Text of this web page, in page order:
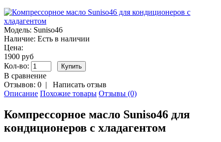
Модель: Suniso46
Наличие: Есть в наличии
Цена:
1900 руб
Кол-во:
В сравнение
Отзывов: 0 | Написать отзыв
Описание Похожие товары Отзывы (0)
Компрессорное масло Suniso46 для
кондиционеров с хладагентом